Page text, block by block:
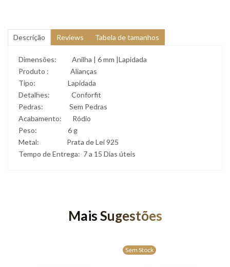
Descrição Reviews Tabela de tamanhos
Dimensões: Anilha | 6 mm |Lapidada
Produto : Alianças
Tipo: Lapidada
Detalhes: Conforfit
Pedras: Sem Pedras
Acabamento: Ródio
Peso: 6 g
Metal: Prata de Lei 925
Tempo de Entrega: 7 a 15 Dias úteis
Mais Sugestões
Sem Stock